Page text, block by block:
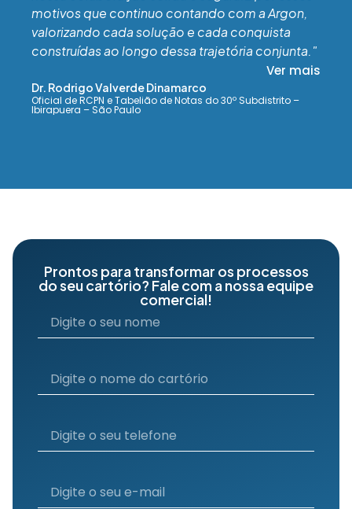
motivos que continuo contando com a Argon,
valorizando cada solução e cada conquista
construídas ao longo dessa trajetória conjunta."
Ver mais
Dr. Rodrigo Valverde Dinamarco
Oficial de RCPN e Tabelião de Notas do 30º Subdistrito –
Ibirapuera – São Paulo
Prontos para transformar os processos
do seu cartório? Fale com a nossa equipe
comercial!